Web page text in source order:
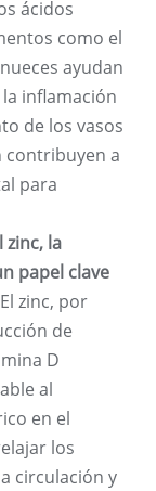
ácidos
como el
ayudan
inflamación
de los vasos
contribuyen a
para
zinc, la
papel clave
El zinc, por
de
D
al
en el
los
circulación y